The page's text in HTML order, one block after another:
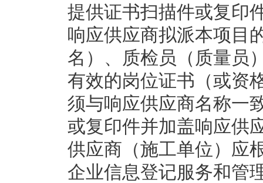
提供证书扫描件或复印
响应供应商拟派本项目
名）、质检员（质量员
有效的岗位证书（或资
须与响应供应商名称一
或复印件并加盖响应供
供应商（施工单位）应
企业信息登记服务和管